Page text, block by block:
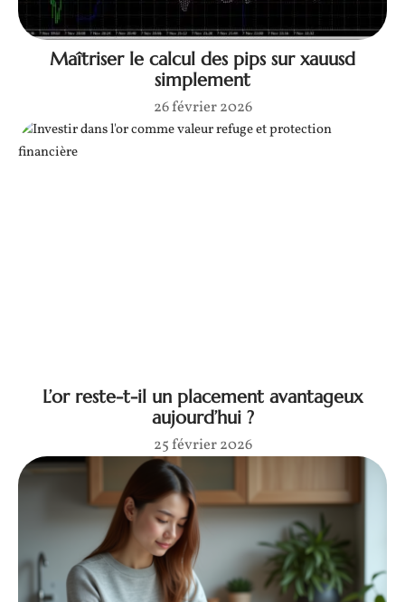
Maîtriser le calcul des pips sur xauusd
simplement
26 février 2026
L’or reste-t-il un placement avantageux
aujourd’hui ?
25 février 2026